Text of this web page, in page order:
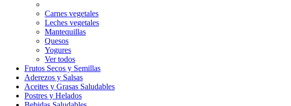
Carnes vegetales
Leches vegetales
Mantequillas
Quesos
Yogures
Ver todos
Frutos Secos y Semillas
Aderezos y Salsas
Aceites y Grasas Saludables
Postres y Helados